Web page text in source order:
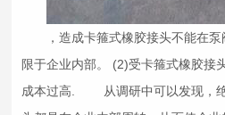
，造成卡箍式橡胶接头不能在泵
限于企业内部。 (2)受卡箍式橡胶接
成本过高. 从调研中可以发现，绝